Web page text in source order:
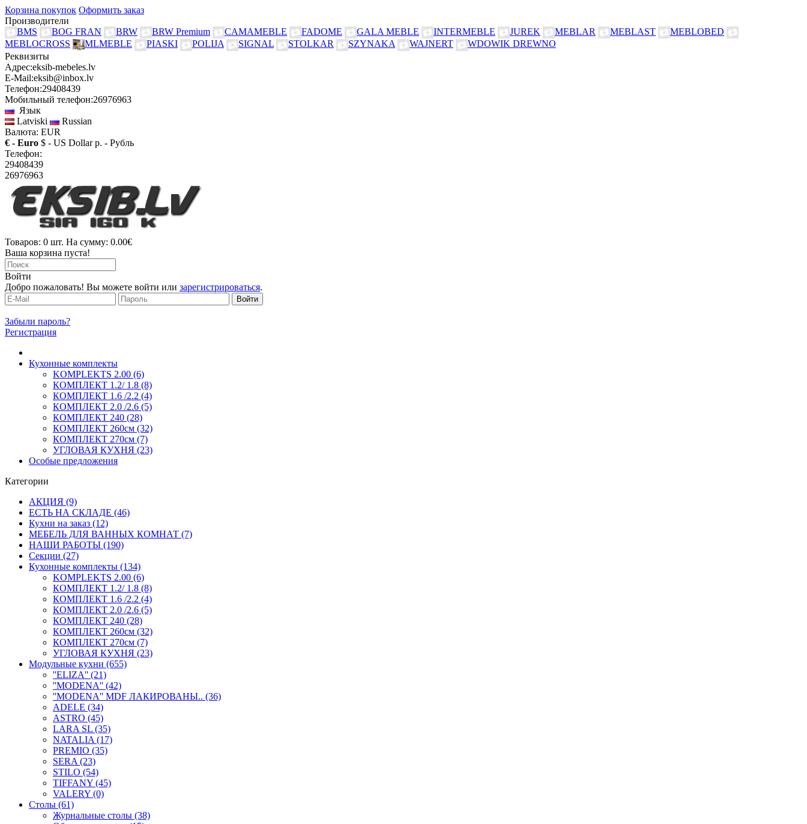
Корзина покупок Оформить заказ
Производители
BMS
BOG FRAN BRW BRW Premium CAMAMEBLE FADOME GALA MEBLE INTERMEBLE JUREK MEBLAR MEBLAST
MEBLOBED
MEBLOCROSS
MLMEBLE PIASKI POLIJA SIGNAL STOLKAR SZYNAKA WAJNERT
WDOWIK DREWNO
Реквизиты
Адрес:eksib-mebeles.lv
E-Mail:eksib@inbox.lv
Телефон:29408439
Мобильный телефон:26976963
Язык
Latviski
Russian
Валюта: EUR
€ - Euro $ - US Dollar р. - Рубль
Телефон:
29408439
26976963
Товаров: 0 шт. На сумму: 0.00€
Ваша корзина пуста!
Войти
Добро пожаловать! Вы можете войти или зарегистрироваться.
Забыли пароль?
Регистрация
Кухонные комплекты
KOMPLEKTS 2.00 (6)
КОМПЛЕКТ 1.2/ 1.8 (8)
КОМПЛЕКТ 1.6 /2.2 (4)
КОМПЛЕКТ 2.0 /2.6 (5)
КОМПЛЕКТ 240 (28)
КОМПЛЕКТ 260см (32)
КОМПЛЕКТ 270см (7)
УГЛОВАЯ КУХНЯ (23)
Особые предложения
Категории
АКЦИЯ (9)
ЕСТЬ НА СКЛАДЕ (46)
Кухни на заказ (12)
МЕБЕЛЬ ДЛЯ ВАННЫХ КОМНАТ (7)
НАШИ РАБОТЫ (190)
Секции (27)
Кухонные комплекты (134)
KOMPLEKTS 2.00 (6)
КОМПЛЕКТ 1.2/ 1.8 (8)
КОМПЛЕКТ 1.6 /2.2 (4)
КОМПЛЕКТ 2.0 /2.6 (5)
КОМПЛЕКТ 240 (28)
КОМПЛЕКТ 260см (32)
КОМПЛЕКТ 270см (7)
УГЛОВАЯ КУХНЯ (23)
Модульные кухни (655)
''ELIZA'' (21)
''MODENA'' (42)
''MODENA'' MDF ЛАКИРОВАНЫ.. (36)
ADELE (34)
ASTRO (45)
LARA SL (35)
NATALIA (17)
PREMIO (35)
SERA (23)
STILO (54)
TIFFANY (45)
VALERY (0)
Столы (61)
Журнальные столы (38)